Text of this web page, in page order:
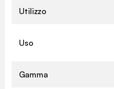
Utilizzo
Uso
Gamma